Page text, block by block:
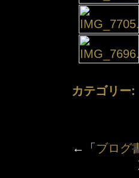
カテゴリー:
←「 ブログ